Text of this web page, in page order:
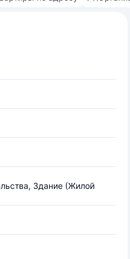
Здание (Жилой